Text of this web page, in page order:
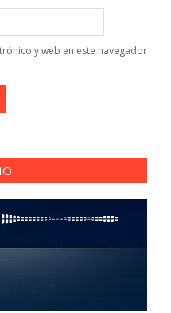
y web en este navegador